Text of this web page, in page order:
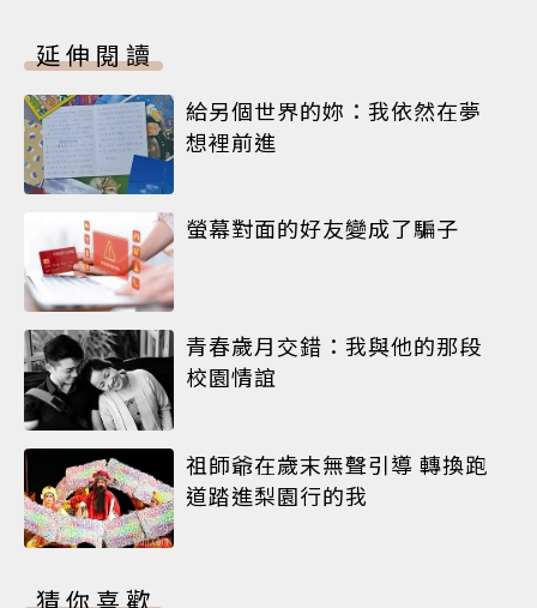
延伸閱讀
給另個世界的妳：我依然在夢
想裡前進
螢幕對面的好友變成了騙子
青春歲月交錯：我與他的那段
校園情誼
祖師爺在歲末無聲引導 轉換跑
道踏進梨園行的我
猜你喜歡